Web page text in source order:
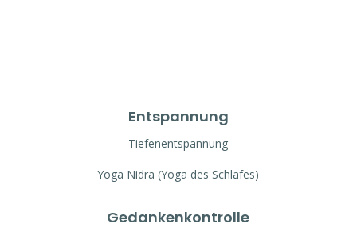
Entspannung
Tiefenentspannung
Yoga Nidra (Yoga des Schlafes)
Gedankenkontrolle